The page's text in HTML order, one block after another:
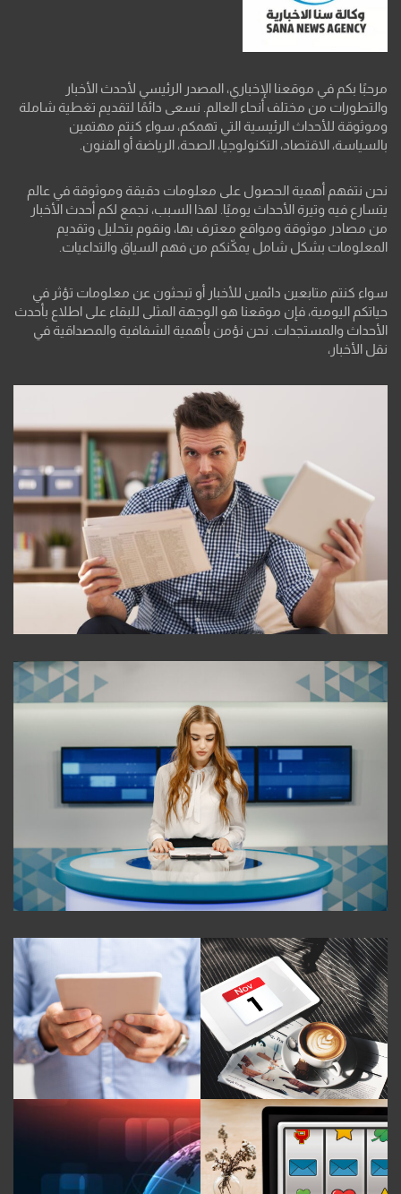
مرحبًا بكم في موقعنا الإخباري، المصدر الرئيسي لأحدث الأخبار
والتطورات من مختلف أنحاء العالم. نسعى دائمًا لتقديم تغطية شاملة
وموثوقة للأحداث الرئيسية التي تهمكم، سواء كنتم مهتمين
بالسياسة، الاقتصاد، التكنولوجيا، الصحة، الرياضة أو الفنون.
نحن نتفهم أهمية الحصول على معلومات دقيقة وموثوقة في عالم
يتسارع فيه وتيرة الأحداث يوميًا. لهذا السبب، نجمع لكم أحدث الأخبار
من مصادر موثوقة ومواقع معترف بها، ونقوم بتحليل وتقديم
المعلومات بشكل شامل يمكّنكم من فهم السياق والتداعيات.
سواء كنتم متابعين دائمين للأخبار أو تبحثون عن معلومات تؤثر في
حياتكم اليومية، فإن موقعنا هو الوجهة المثلى للبقاء على اطلاع بأحدث
الأحداث والمستجدات. نحن نؤمن بأهمية الشفافية والمصداقية في
نقل الأخبار،